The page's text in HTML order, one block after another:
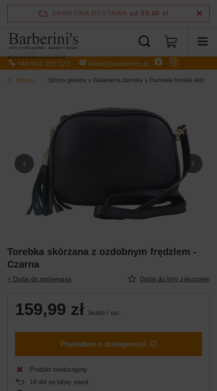
+48 504 199 123 sklep@barberinis.pl
DARMOWA DOSTAWA od 50,00 zł
Wstecz Strona główna Galanteria damska Damskie torebki
Torebka skórzana z ozdobnym frędzlem -
Czarna
+ Dodaj do porównania Dodaj do listy zakupowej
159,99 zł brutto / szt.
Powiadom o dostępności
Produkt niedostępny
14 dni na łatwy zwrot